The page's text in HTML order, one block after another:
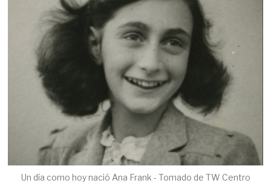
Un día como hoy nació Ana Frank - Tomado de TW Centro